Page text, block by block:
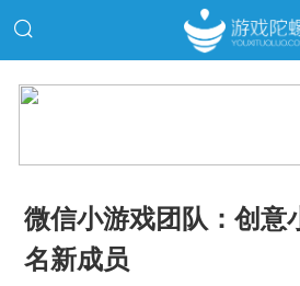
微信小游戏团队：创意
名新成员